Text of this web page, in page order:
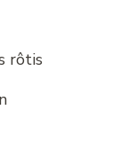
rôtis